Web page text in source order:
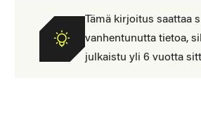
Tämä kirjoitus saattaa
vanhentunutta tietoa,
julkaistu yli 6 vuotta